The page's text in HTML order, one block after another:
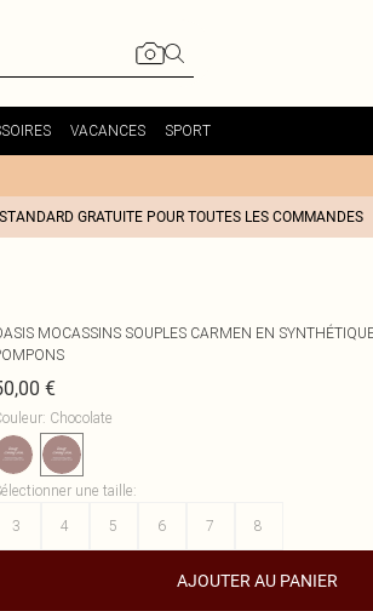
VACANCES SPORT
GRATUITE POUR TOUTES LES COMMANDES
MOCASSINS SOUPLES CARMEN EN
€
: Chocolate
une taille:
3
4 5 6 7 8
AJOUTER AU PANIER